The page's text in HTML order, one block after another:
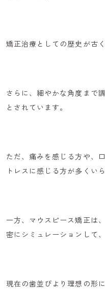
矯正治療としての歴史が古
さらに、細やかな角度まで
とされています。
ただ、痛みを感じる方や、
トレスに感じる方が多くい
一方、マウスピース矯正は
密にシミュレーション して
現在の歯並びより理想の形